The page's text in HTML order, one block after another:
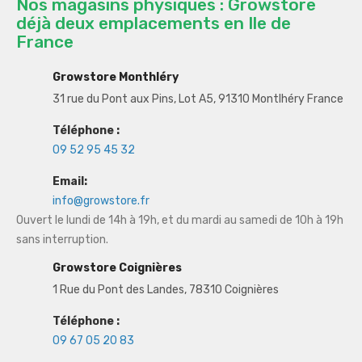
Nos magasins physiques : Growstore
déjà deux emplacements en Ile de
France
Growstore Monthléry
31 rue du Pont aux Pins, Lot A5, 91310 Montlhéry France
Téléphone :
09 52 95 45 32
Email:
info@growstore.fr
Ouvert le lundi de 14h à 19h, et du mardi au samedi de 10h à 19h
sans interruption.
Growstore Coignières
1 Rue du Pont des Landes, 78310 Coignières
Téléphone :
09 67 05 20 83